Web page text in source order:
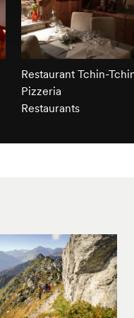
Restaurant Tchin-
Pizzeria
Restaurants